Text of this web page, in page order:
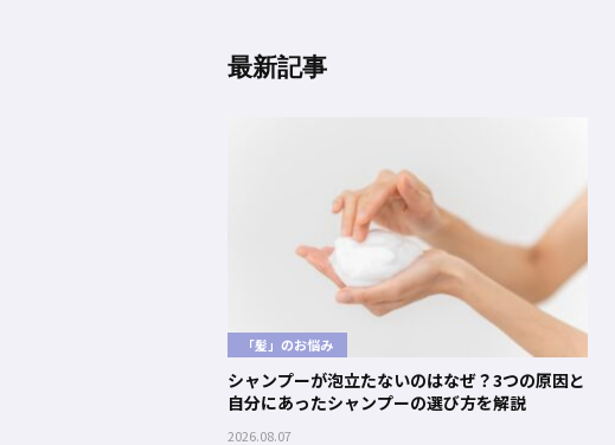
最新記事
「髪」のお悩み
シャンプーが泡立たないのはなぜ？3つの原因と
自分にあったシャンプーの選び方を解説
2026.08.07